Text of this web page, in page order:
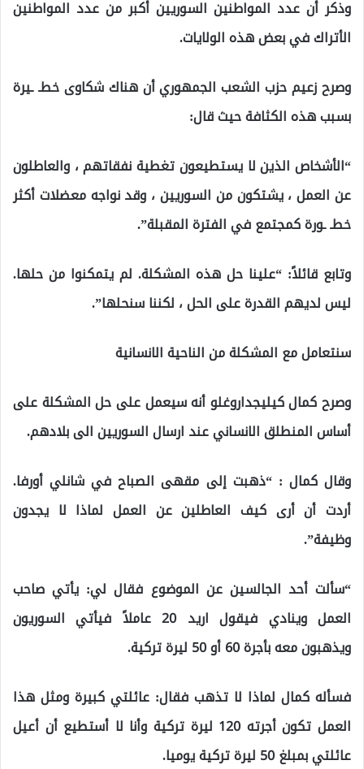
وذكر أن عدد المواطنين السوريين أكبر من عدد المواطنين
الأتراك في بعض هذه الولايات.
وصرح زعيم حزب الشعب الجمهوري أن هناك شكاوى خطـ ـيرة
بسبب هذه الكثافة حيث قال:
“الأشخاص الذين لا يستطيعون تغطية نفقاتهم ، والعاطلون
عن العمل ، يشتكون من السوريين ، وقد نواجه معضلات أكثر
خطـ ـورة كمجتمع في الفترة المقبلة”.
وتابع قائلاً: “علينا حل هذه المشكلة. لم يتمكنوا من حلها.
ليس لديهم القدرة على الحل ، لكننا سنحلها”.
سنتعامل مع المشكلة من الناحية الانسانية
وصرح كمال كيليجداروغلو أنه سيعمل على حل المشكلة على
أساس المنطلق الانساني عند ارسال السوريين الى بلادهم.
وقال كمال : “ذهبت إلى مقهى الصباح في شانلي أورفا.
أردت أن أرى كيف العاطلين عن العمل لماذا لا يجدون
وظيفة”.
“سألت أحد الجالسين عن الموضوع فقال لي: يأتي صاحب
العمل وينادي فيقول اريد 20 عاملاً فيأتي السوريون
ويذهبون معه بأجرة 60 أو 50 ليرة تركية.
فسأله كمال لماذا لا تذهب فقال: عائلتي كبيرة ومثل هذا
العمل تكون أجرته 120 ليرة تركية وأنا لا أستطيع أن أعيل
عائلتي بمبلغ 50 ليرة تركية يوميا.